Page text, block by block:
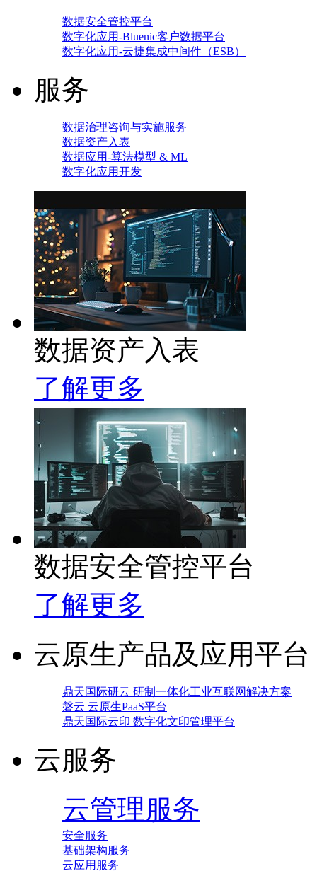
数据安全管控平台
数字化应用-Bluenic客户数据平台
数字化应用-云捷集成中间件（ESB）
服务
数据治理咨询与实施服务
数据资产入表
数据应用-算法模型 & ML
数字化应用开发
数据资产入表
了解更多
数据安全管控平台
了解更多
云原生产品及应用平台
鼎天国际研云 研制一体化工业互联网解决方案
磐云 云原生PaaS平台
鼎天国际云印 数字化文印管理平台
云服务
云管理服务
安全服务
基础架构服务
云应用服务